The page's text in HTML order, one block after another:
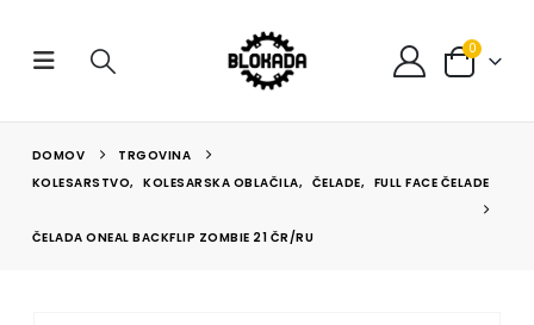
0
DOMOV
TRGOVINA
KOLESARSTVO, KOLESARSKA OBLAČILA, ČELADE, FULL FACE ČELADE
ČELADA ONEAL BACKFLIP ZOMBIE 21 ČR/RU